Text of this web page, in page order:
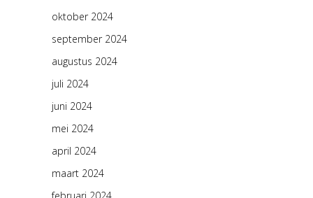
oktober 2024
september 2024
augustus 2024
juli 2024
juni 2024
mei 2024
april 2024
maart 2024